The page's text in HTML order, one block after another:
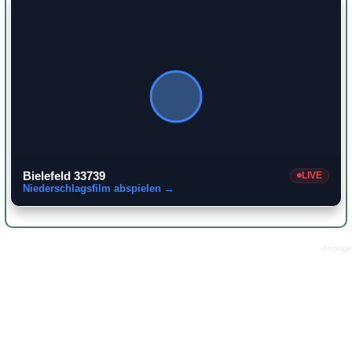
Bielefeld 33739 LIVE
Niederschlagsfilm abspielen →